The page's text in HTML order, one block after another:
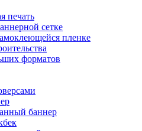
печать
сетке
пленке
форматов
баннер